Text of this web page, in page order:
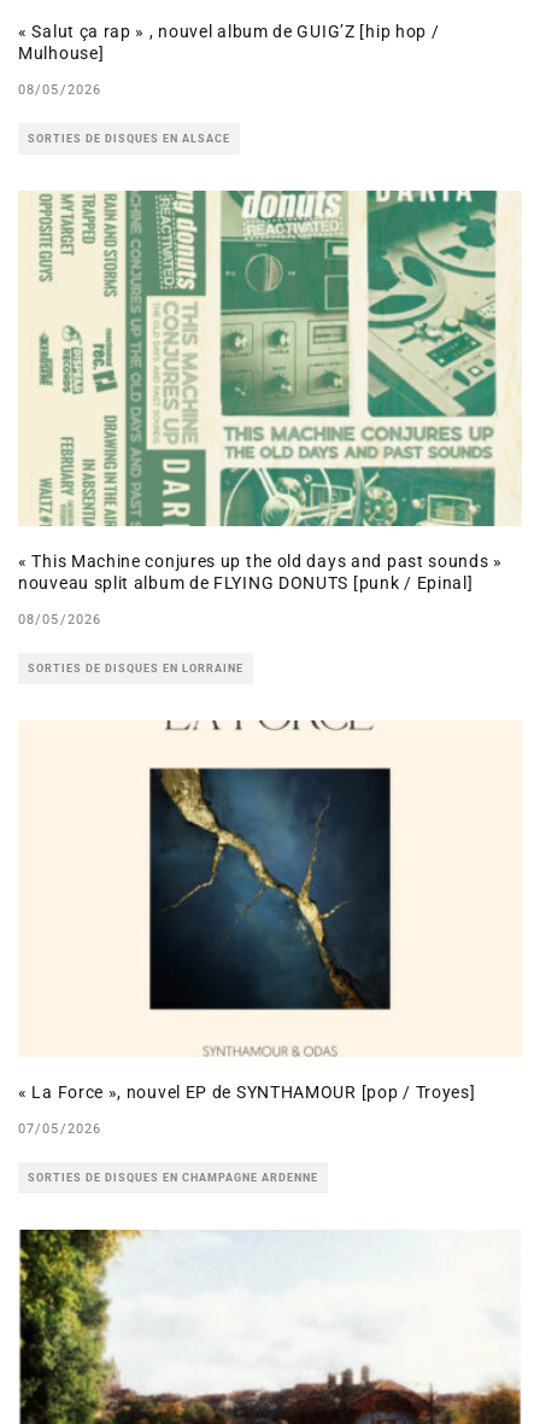
« Salut ça rap » , nouvel album de GUIG’Z [hip hop /
Mulhouse]
08/05/2026
SORTIES DE DISQUES EN ALSACE
« This Machine conjures up the old days and past sounds »
nouveau split album de FLYING DONUTS [punk / Epinal]
08/05/2026
SORTIES DE DISQUES EN LORRAINE
« La Force », nouvel EP de SYNTHAMOUR [pop / Troyes]
07/05/2026
SORTIES DE DISQUES EN CHAMPAGNE ARDENNE